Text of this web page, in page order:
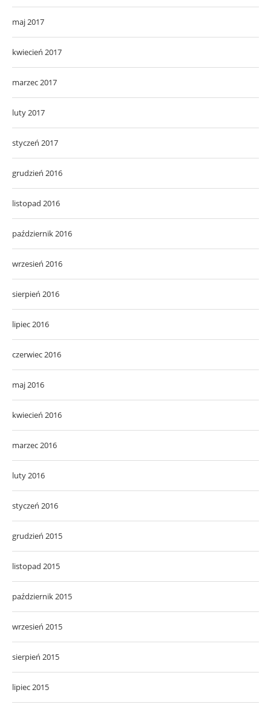
maj 2017
kwiecień 2017
marzec 2017
luty 2017
styczeń 2017
grudzień 2016
listopad 2016
październik 2016
wrzesień 2016
sierpień 2016
lipiec 2016
czerwiec 2016
maj 2016
kwiecień 2016
marzec 2016
luty 2016
styczeń 2016
grudzień 2015
listopad 2015
październik 2015
wrzesień 2015
sierpień 2015
lipiec 2015